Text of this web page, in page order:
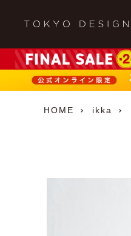
HOME ikka